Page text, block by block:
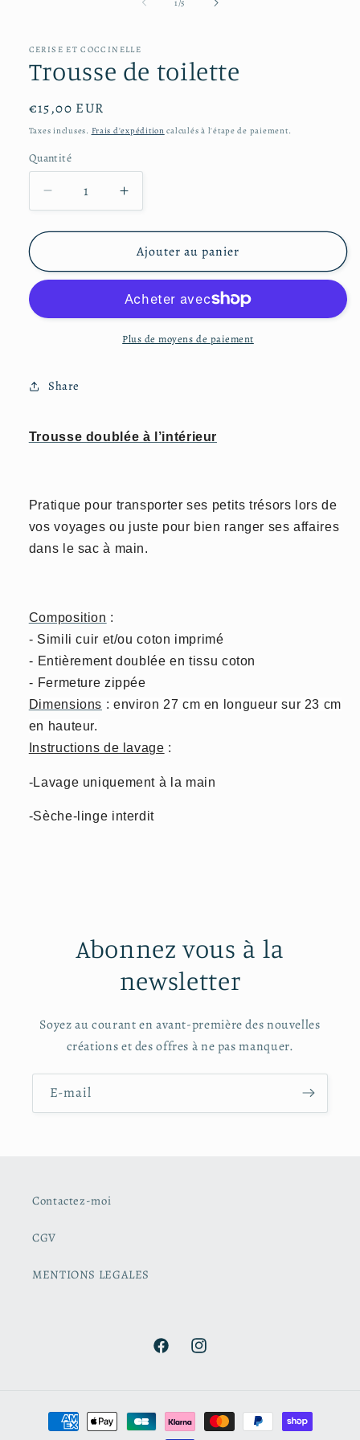
fenêtre
modale
1/5
CERISE ET COCCINELLE
Trousse de toilette
Prix
habituel
€15,00 EUR
Taxes incluses. Frais d'expédition calculés à l'étape de paiement.
Quantité
Réduire
la
quantité
Trousse
Augmenter
la
quantité
de
Trousse
toilette
Ajouter au panier
Plus de moyens de paiement
Share
Trousse doublée à l’intérieur
Pratique pour transporter ses petits trésors lors de
vos voyages ou juste pour bien ranger ses affaires
dans le sac à main.
Composition :
- Simili cuir et/ou coton imprimé
- Entièrement doublée en tissu coton
- Fermeture zippée
Dimensions : environ 27 cm en longueur sur 23 cm
en hauteur.
Instructions de lavage :
-Lavage uniquement à la main
-Sèche-linge interdit
Abonnez vous à la
newsletter
Soyez au courant en avant-première des nouvelles
créations et des offres à ne pas manquer.
E-mail
Contactez-moi
CGV
MENTIONS LEGALES
FacebookInstagram
Moyens